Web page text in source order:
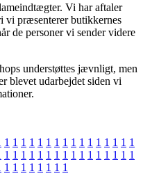
Vi har aftaler
vi præsenterer butikkernes
de personer vi sender videre
understøttes jævnligt, men
blevet udarbejdet siden vi
1 1 1 1 1 1 1 1 1 1 1 1 1 1 1 1
1 1 1 1 1 1 1 1 1 1 1 1 1 1 1 1
1 1 1 1 1 1 1 1